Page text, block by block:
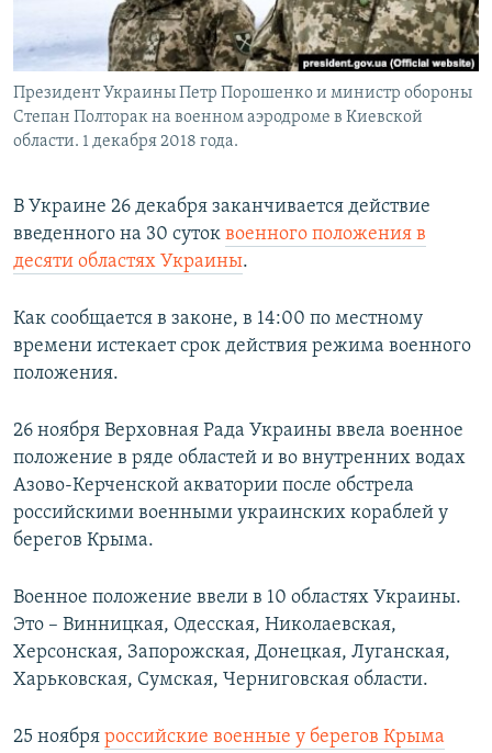
Президент Украины Петр Порошенко и министр обороны
Степан Полторак на военном аэродроме в Киевской
области. 1 декабря 2018 года.
В Украине 26 декабря заканчивается действие
введенного на 30 суток военного положения в
десяти областях Украины.
Как сообщается в законе, в 14:00 по местному
времени истекает срок действия режима военного
положения.
26 ноября Верховная Рада Украины ввела военное
положение в ряде областей и во внутренних водах
Азово-Керченской акватории после обстрела
российскими военными украинских кораблей у
берегов Крыма.
Военное положение ввели в 10 областях Украины.
Это – Винницкая, Одесская, Николаевская,
Херсонская, Запорожская, Донецкая, Луганская,
Харьковская, Сумская, Черниговская области.
25 ноября российские военные у берегов Крыма